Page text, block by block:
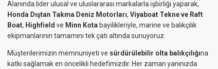
Alanında lider ulusal ve uluslararası markalarla işbirliği yaparak,
Honda Dıştan Takma Deniz Motorları, Viyaboat Tekne ve Raft
Boat, Highfield ve Minn Kota bayilikleriyle, marine ve balıkçılık
ekipmanlarının tamamını tek çatı altında sunuyoruz.
Müşterilerimizin memnuniyeti ve sürdürülebilir olta balıkçılığına
katkı sağlamak en öncelikli hedefimizdir. Her zaman yanınızda